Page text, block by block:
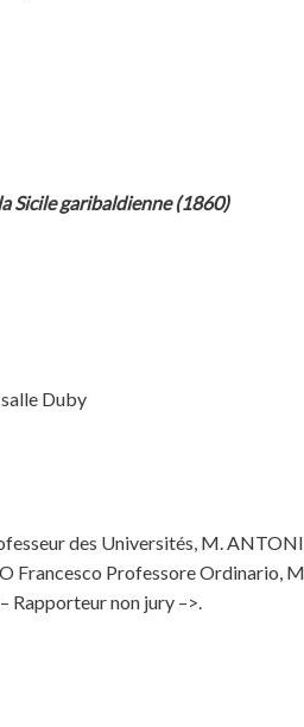
Sicile garibaldienne (1860)
Duby
des Universités, M.
Francesco Professore Ordinario,
Rapporteur non jury –>.